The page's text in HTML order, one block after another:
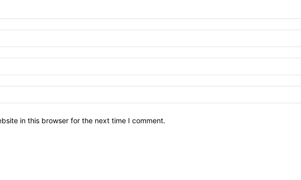
in this browser for the next time I comment.